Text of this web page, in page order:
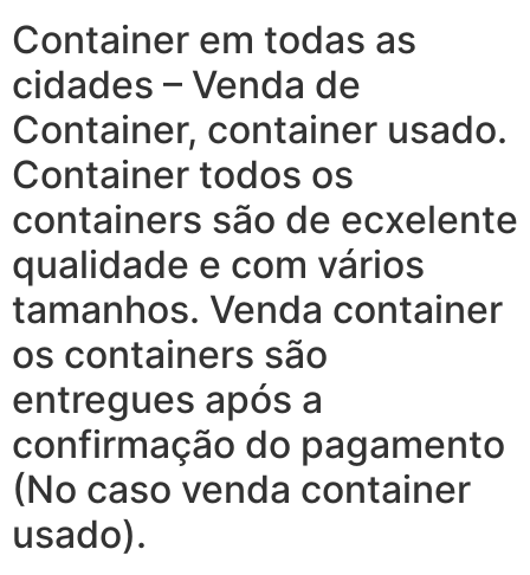
Container em todas as
cidades – Venda de
Container, container usado.
Container todos os
containers são de ecxelente
qualidade e com vários
tamanhos. Venda container
os containers são
entregues após a
confirmação do pagamento
(No caso venda container
usado).